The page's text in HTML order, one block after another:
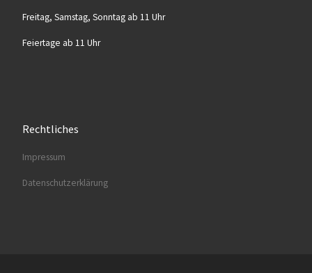
Frei­tag, Sams­tag, Sonn­tag ab 11 Uhr
Fei­er­ta­ge ab 11 Uhr
Rechtliches
Impres­sum
Daten­schutz­er­klä­rung